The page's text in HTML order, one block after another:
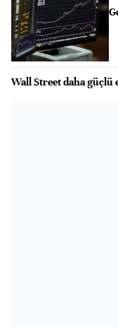
Wall Street daha güçlü